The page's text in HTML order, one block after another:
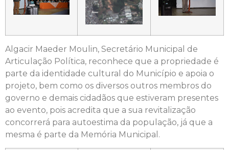
Algacir Maeder Moulin, Secretário Municipal de
Articulação Política, reconhece que a propriedade é
parte da identidade cultural do Município e apoia o
projeto, bem como os diversos outros membros do
governo e demais cidadãos que estiveram presentes
ao evento, pois acredita que a sua revitalização
concorrerá para autoestima da população, já que a
mesma é parte da Memória Municipal.